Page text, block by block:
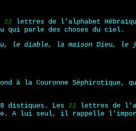
22 lettres de l'alphabet
qui parle des choses du ciel.
le diable, la maison Dieu, le
à la Couronne Séphirotique,
8 distiques. Les 22 lettres de
A lui seul, il rappelle